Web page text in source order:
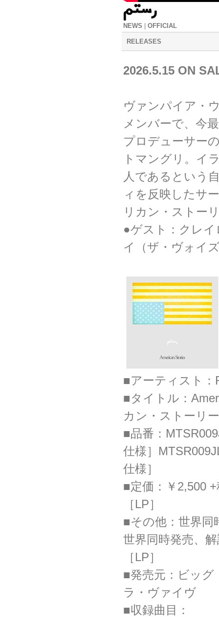
NEWS OFFICIAL
RELEASES
2026.5.15 ON
ヴァンパイア・
メンバーで、今
プロデューサー
トマングリ。イ
人であるという
ィを反映したサ
リカン・ストー
●ゲスト：クレ
イ（ザ・ヴォイ
■アーティスト：
■タイトル：
カン・ストーリ
■品番：
仕様］
仕様］
■定価：￥2,500
［LP］
■その他：世界同
世界同時発売、
［LP］
■発売元：ビッ
ラ・ヴァイヴ
■収録曲目：